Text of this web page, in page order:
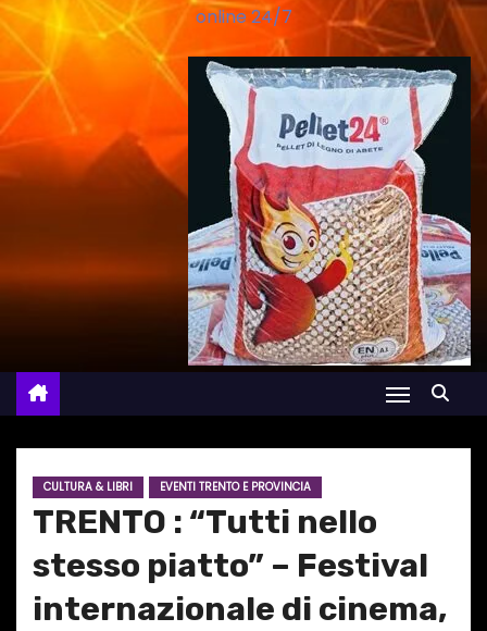
online 24/7
CULTURA & LIBRI EVENTI TRENTO E PROVINCIA
TRENTO : “Tutti nello
stesso piatto” – Festival
internazionale di cinema,